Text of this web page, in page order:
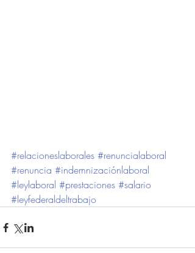
#relacioneslaborales #renuncialaboral
#renuncia #indemnizaciónlaboral
#leylaboral #prestaciones #salario
#leyfederaldeltrabajo